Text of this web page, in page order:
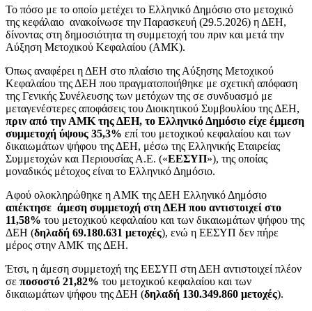
Το πόσο με το οποίο μετέχει το Ελληνικό Δημόσιο στο μετοχικό
της κεφάλαιο ανακοίνωσε την Παρασκευή (29.5.2026) η ΔΕΗ,
δίνοντας στη δημοσιότητα τη συμμετοχή του πριν και μετά την
Αύξηση Μετοχικού Κεφαλαίου (ΑΜΚ).
Όπως αναφέρει η ΔΕΗ στο πλαίσιο της Αύξησης Μετοχικού
Κεφαλαίου της ΔΕΗ που πραγματοποιήθηκε με σχετική απόφαση
της Γενικής Συνέλευσης των μετόχων της σε συνδυασμό με
μεταγενέστερες αποφάσεις του Διοικητικού Συμβουλίου της ΔΕΗ,
πριν από την ΑΜΚ της ΔΕΗ, το Ελληνικό Δημόσιο είχε έμμεση
συμμετοχή ύψους 35,3% επί του μετοχικού κεφαλαίου και των
δικαιωμάτων ψήφου της ΔΕΗ, μέσω της Ελληνικής Εταιρείας
Συμμετοχών και Περιουσίας Α.Ε. («ΕΕΣΥΠ»), της οποίας
μοναδικός μέτοχος είναι το Ελληνικό Δημόσιο.
Αφού ολοκληρώθηκε η ΑΜΚ της ΔΕΗ Ελληνικό Δημόσιο
απέκτησε άμεση συμμετοχή στη ΔΕΗ που αντιστοιχεί στο
11,58% του μετοχικού κεφαλαίου και των δικαιωμάτων ψήφου της
ΔΕΗ (δηλαδή 69.180.631 μετοχές), ενώ η ΕΕΣΥΠ δεν πήρε
μέρος στην ΑΜΚ της ΔΕΗ.
Έτσι, η άμεση συμμετοχή της ΕΕΣΥΠ στη ΔΕΗ αντιστοιχεί πλέον
σε ποσοστό 21,82% του μετοχικού κεφαλαίου και των
δικαιωμάτων ψήφου της ΔΕΗ (δηλαδή 130.349.860 μετοχές).